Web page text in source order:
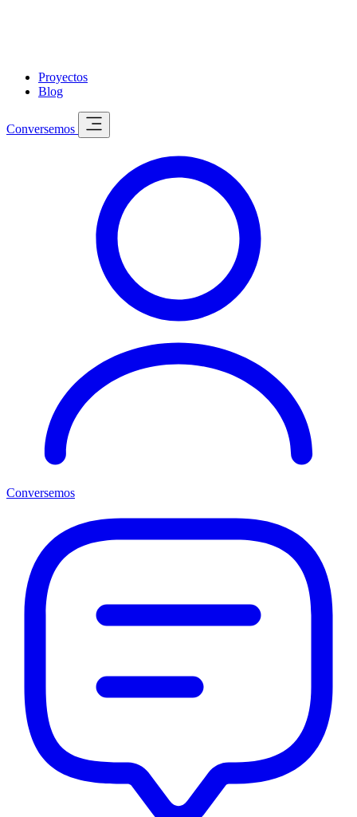
Proyectos
Blog
Conversemos
Conversemos